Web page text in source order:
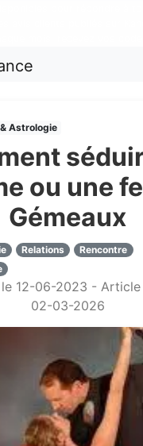
Astrologie
ou une
Gémeaux
Relations
Rencontre
12-06-2023 - Article
02-03-2026